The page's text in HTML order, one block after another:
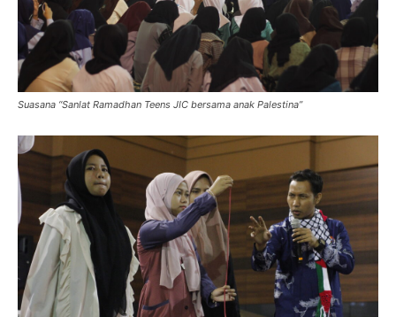
Suasana “Sanlat Ramadhan Teens JIC bersama anak Palestina”